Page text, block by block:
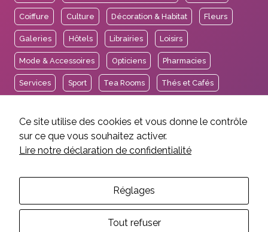
Coiffure Culture Décoration & Habitat Fleurs
Galeries Hôtels Librairies Loisirs
Mode & Accessoires Opticiens Pharmacies
Services Sport Tea Rooms Thés et Cafés
Mentions légales et crédits
Politique de confidentialité
Ce site utilise des cookies et vous donne le contrôle
sur ce que vous souhaitez activer.
Lire notre déclaration de confidentialité
Réglages
Tout refuser